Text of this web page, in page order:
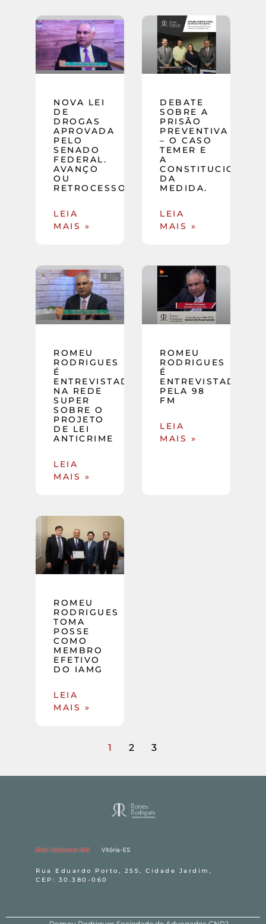
NOVA LEI
DE
DROGAS
APROVADA
PELO
SENADO
FEDERAL.
AVANÇO
OU
RETROCESSO?
LEIA
MAIS »
DEBATE
SOBRE A
PRISÃO
PREVENTIVA
– O CASO
TEMER E
A
DA
MEDIDA.
LEIA
MAIS »
ROMEU
RODRIGUES
É
ENTREVISTADO
NA REDE
SUPER
SOBRE O
PROJETO
DE LEI
ANTICRIME
LEIA
MAIS »
ROMEU
RODRIGUES
É
ENTREVISTADO
PELA 98
FM
LEIA
MAIS »
ROMEU
RODRIGUES
TOMA
POSSE
COMO
MEMBRO
EFETIVO
DO IAMG
LEIA
MAIS »
1 2 3
Belo Horizonte-MG Vitória-ES
Rua Eduardo Porto, 255, Cidade Jardim,
CEP: 30.380-060